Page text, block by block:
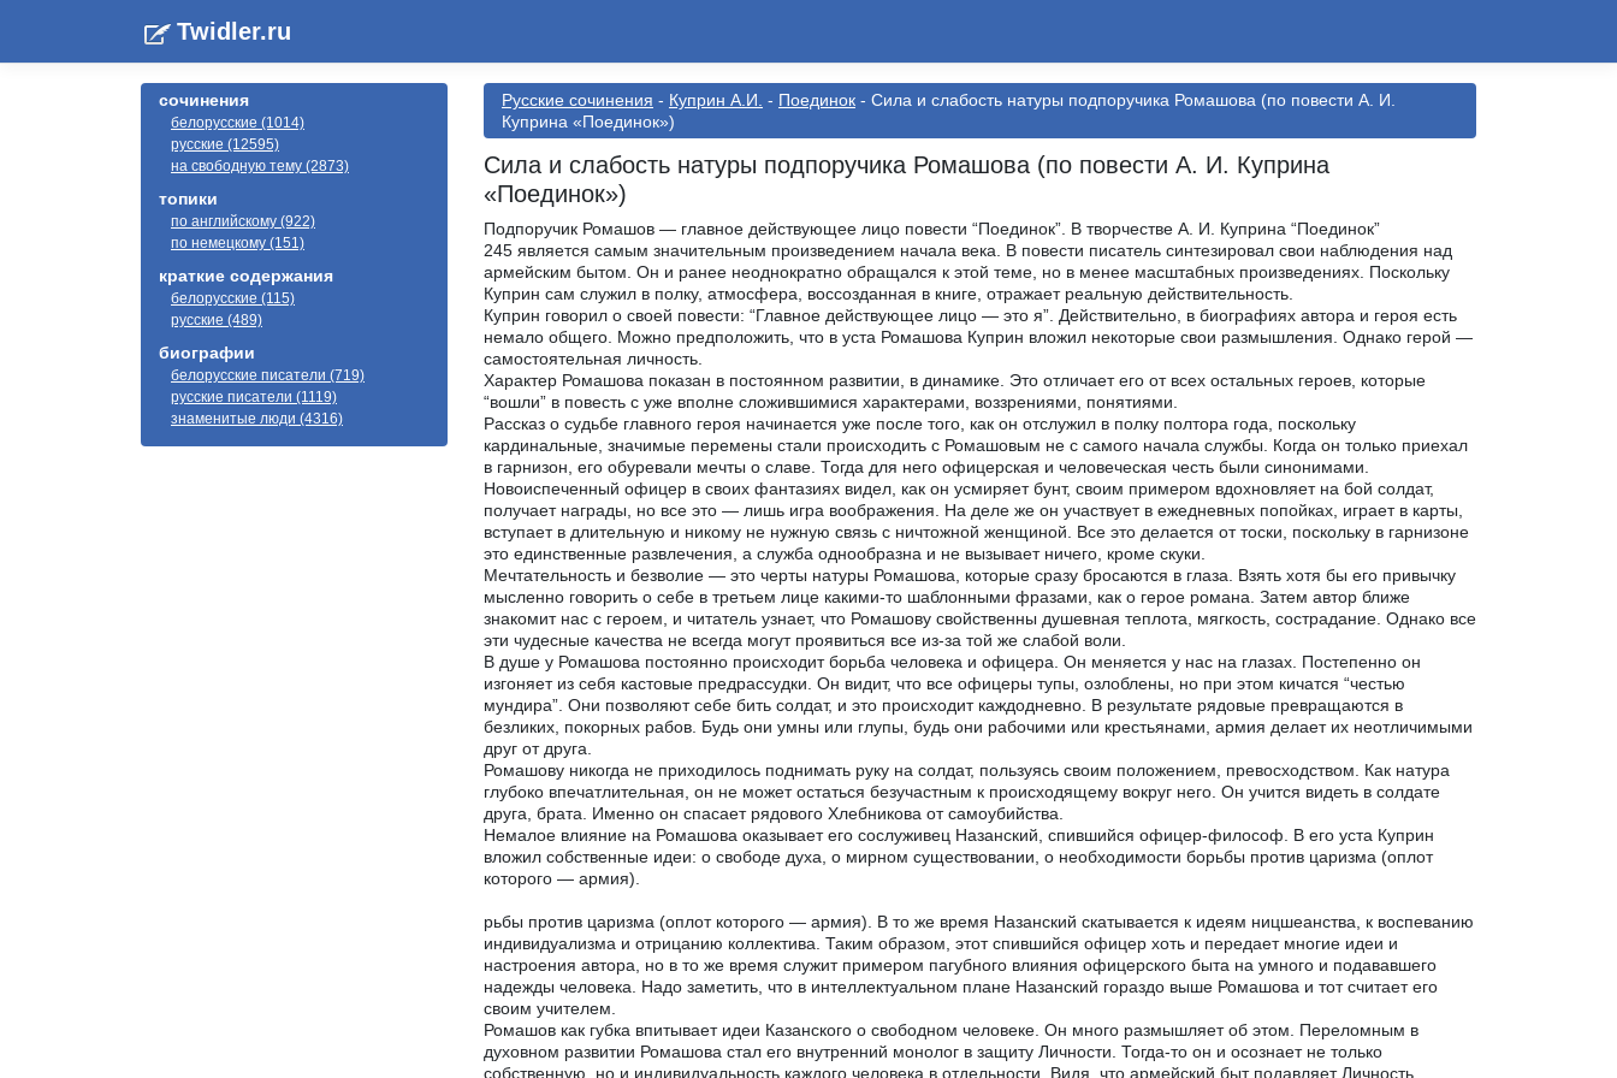
Twidler.ru
сочинения
белорусские (1014)
русские (12595)
на свободную тему (2873)
топики
по английскому (922)
по немецкому (151)
краткие содержания
белорусские (115)
русские (489)
биографии
белорусские писатели (719)
русские писатели (1119)
знаменитые люди (4316)
Русские сочинения - Куприн А.И. - Поединок - Сила и слабость натуры подпоручика Ромашова (по повести А. И.
Куприна «Поединок»)
Сила и слабость натуры подпоручика Ромашова (по повести А. И. Куприна
«Поединок»)
Подпоручик Ромашов — главное действующее лицо повести “Поединок”. В творчестве А. И. Куприна “Поединок”
245 является самым значительным произведением начала века. В повести писатель синтезировал свои наблюдения над
армейским бытом. Он и ранее неоднократно обращался к этой теме, но в менее масштабных произведениях. Поскольку
Куприн сам служил в полку, атмосфера, воссозданная в книге, отражает реальную действительность.
Куприн говорил о своей повести: “Главное действующее лицо — это я”. Действительно, в биографиях автора и героя есть
немало общего. Можно предположить, что в уста Ромашова Куприн вложил некоторые свои размышления. Однако герой —
самостоятельная личность.
Характер Ромашова показан в постоянном развитии, в динамике. Это отличает его от всех остальных героев, которые
“вошли” в повесть с уже вполне сложившимися характерами, воззрениями, понятиями.
Рассказ о судьбе главного героя начинается уже после того, как он отслужил в полку полтора года, поскольку
кардинальные, значимые перемены стали происходить с Ромашовым не с самого начала службы. Когда он только приехал
в гарнизон, его обуревали мечты о славе. Тогда для него офицерская и человеческая честь были синонимами.
Новоиспеченный офицер в своих фантазиях видел, как он усмиряет бунт, своим примером вдохновляет на бой солдат,
получает награды, но все это — лишь игра воображения. На деле же он участвует в ежедневных попойках, играет в карты,
вступает в длительную и никому не нужную связь с ничтожной женщиной. Все это делается от тоски, поскольку в гарнизоне
это единственные развлечения, а служба однообразна и не вызывает ничего, кроме скуки.
Мечтательность и безволие — это черты натуры Ромашова, которые сразу бросаются в глаза. Взять хотя бы его привычку
мысленно говорить о себе в третьем лице какими-то шаблонными фразами, как о герое романа. Затем автор ближе
знакомит нас с героем, и читатель узнает, что Ромашову свойственны душевная теплота, мягкость, сострадание. Однако все
эти чудесные качества не всегда могут проявиться все из-за той же слабой воли.
В душе у Ромашова постоянно происходит борьба человека и офицера. Он меняется у нас на глазах. Постепенно он
изгоняет из себя кастовые предрассудки. Он видит, что все офицеры тупы, озлоблены, но при этом кичатся “честью
мундира”. Они позволяют себе бить солдат, и это происходит каждодневно. В результате рядовые превращаются в
безликих, покорных рабов. Будь они умны или глупы, будь они рабочими или крестьянами, армия делает их неотличимыми
друг от друга.
Ромашову никогда не приходилось поднимать руку на солдат, пользуясь своим положением, превосходством. Как натура
глубоко впечатлительная, он не может остаться безучастным к происходящему вокруг него. Он учится видеть в солдате
друга, брата. Именно он спасает рядового Хлебникова от самоубийства.
Немалое влияние на Ромашова оказывает его сослуживец Назанский, спившийся офицер-философ. В его уста Куприн
вложил собственные идеи: о свободе духа, о мирном существовании, о необходимости борьбы против царизма (оплот
которого — армия).
рьбы против царизма (оплот которого — армия). В то же время Назанский скатывается к идеям ницшеанства, к воспеванию
индивидуализма и отрицанию коллектива. Таким образом, этот спившийся офицер хоть и передает многие идеи и
настроения автора, но в то же время служит примером пагубного влияния офицерского быта на умного и подававшего
надежды человека. Надо заметить, что в интеллектуальном плане Назанский гораздо выше Ромашова и тот считает его
своим учителем.
Ромашов как губка впитывает идеи Казанского о свободном человеке. Он много размышляет об этом. Переломным в
духовном развитии Ромашова стал его внутренний монолог в защиту Личности. Тогда-то он и осознает не только
собственную, но и индивидуальность каждого человека в отдельности. Видя, что армейский быт подавляет Личность,